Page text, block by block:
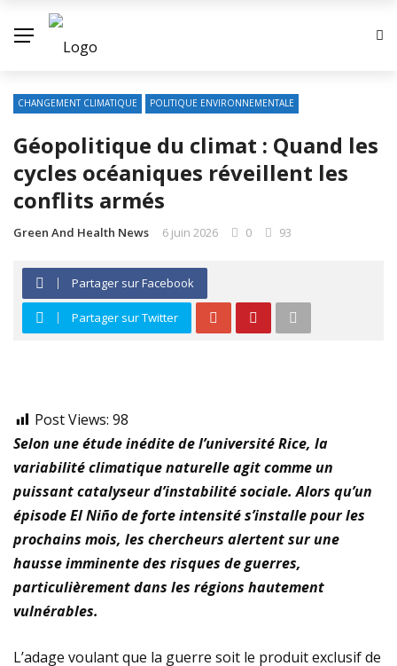
CHANGEMENT CLIMATIQUE POLITIQUE ENVIRONNEMENTALE
Géopolitique du climat : Quand les
cycles océaniques réveillent les
conflits armés
Green And Health News 6 juin 2026 0 93
Partager sur Facebook
Partager sur Twitter
Post Views: 98
Selon une étude inédite de l’université Rice, la
variabilité climatique naturelle agit comme un
puissant catalyseur d’instabilité sociale. Alors qu’un
épisode El Niño de forte intensité s’installe pour les
prochains mois, les chercheurs alertent sur une
hausse imminente des risques de guerres,
particulièrement dans les régions hautement
vulnérables.
L’adage voulant que la guerre soit le produit exclusif de